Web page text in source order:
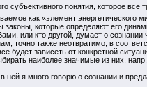
субъективного понятия, которое
как «элемент энергетического
законы, которые определяют его
или кто другой, думает о
точно также неотвратимо, в
будет зависеть от конкретной
наиболее значимые из них,
ней я много говорю о сознании и